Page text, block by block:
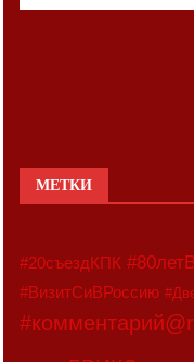
МЕТКИ
#20съездКПК
#ВизитСиВРоссию